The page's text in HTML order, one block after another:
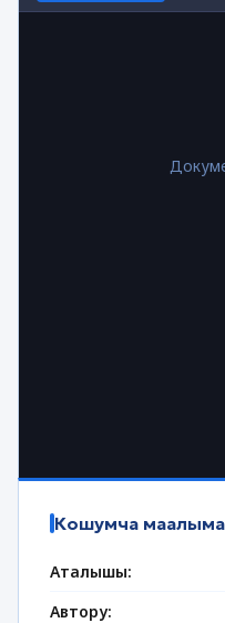
Кошумча
Аталышы:
Автору: